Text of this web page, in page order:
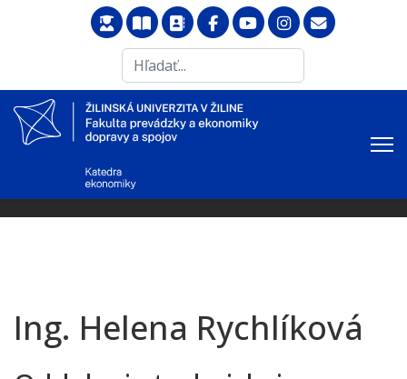
...
Ing. Helena Rychlíková